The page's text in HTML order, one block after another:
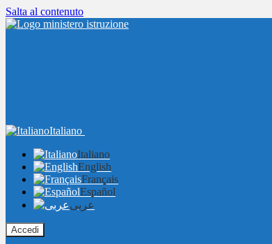
Salta al contenuto
Italiano
Italiano
English
Français
Español
عربى
Accedi